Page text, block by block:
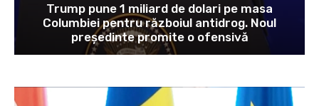
Trump pune 1 miliard de dolari pe masa
Columbiei pentru războiul antidrog. Noul
președinte promite o ofensivă